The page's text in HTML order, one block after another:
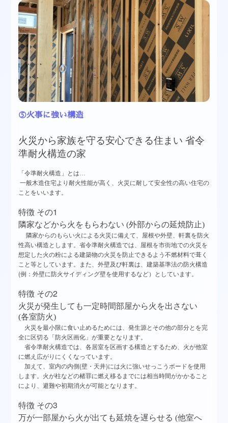
⑤火事に強い構造
火災から家族を守る安心できる住まい 省令
準耐火構造の家
「令準耐火構造」とは…
一般木造住宅より耐火性能が高く、火災に耐して安全性の高い住宅の
ことをいいます。
特徴 その1
隣家などから火をもらわない (外部からの延焼防止)
隣家からのもらい火による火災に備えて、屋根や外壁、軒裏を防火
性高い構造とします。省令準耐火構造では、屋根を市街地での火災を
想定した火の粉による建築物の火災を防止できるよう不燃材料で葺く
こと等としています。また、外壁及び軒裏は、建築基準法の防火構造
(例：外壁に防火サイディング壁を使用するなど）としています。
特徴 その2
火災が発生しても一定時間部屋から火を出さない
(各室防火)
火災を最小限に食い止めるためには、発生源とその他の部分とを完
全に区切る「防火区画化」が重要となります。
省令準耐火構造では、各居室を区画する構造とするため、火が他室
に燃え広がりにくくなっています。
加えて、室内の内側(壁・天井)には火に強いせっこうボードを使用
します。火が柱などの楮罪に燃え移るまでには相当時間がかかること
により、避難や初期消火が可能となります。
特徴 その3
万が一部屋から火が出ても延焼を遅らせる (他室へ